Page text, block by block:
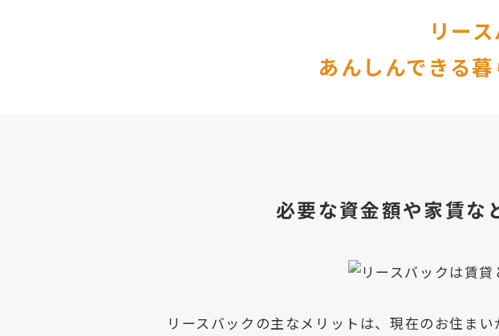
リー
あんしんできる
必要な資金額や家賃な
リースバックの主なメリットは、現在のお住ま